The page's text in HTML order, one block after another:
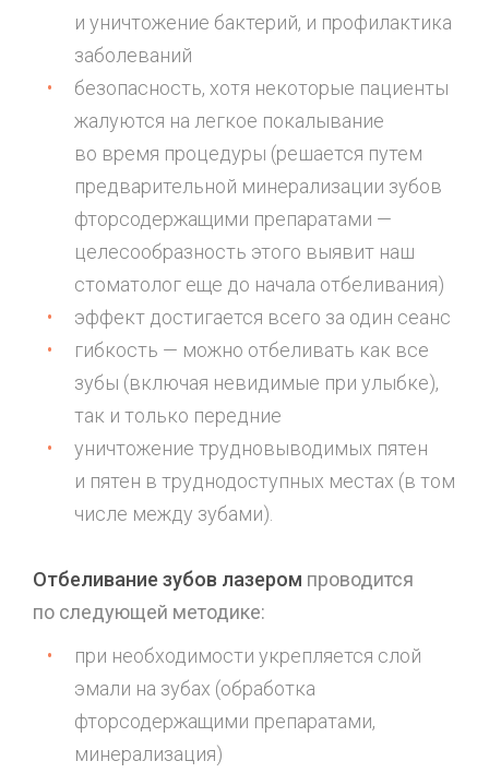
и уничтожение бактерий, и профилактика
заболеваний
безопасность, хотя некоторые пациенты
жалуются на легкое покалывание
во время процедуры (решается путем
предварительной минерализации зубов
фторсодержащими препаратами —
целесообразность этого выявит наш
стоматолог еще до начала отбеливания)
эффект достигается всего за один сеанс
гибкость — можно отбеливать как все
зубы (включая невидимые при улыбке),
так и только передние
уничтожение трудновыводимых пятен
и пятен в труднодоступных местах (в том
числе между зубами).
Отбеливание зубов лазером проводится
по следующей методике:
при необходимости укрепляется слой
эмали на зубах (обработка
фторсодержащими препаратами,
минерализация)